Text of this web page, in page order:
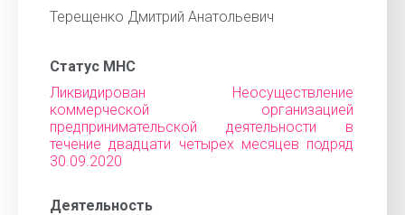
Терещенко Дмитрий Анатольевич
Статус МНС
Ликвидирован Неосуществление
коммерческой организацией
предпринимательской деятельности в
течение двадцати четырех месяцев подряд
30.09.2020
Деятельность